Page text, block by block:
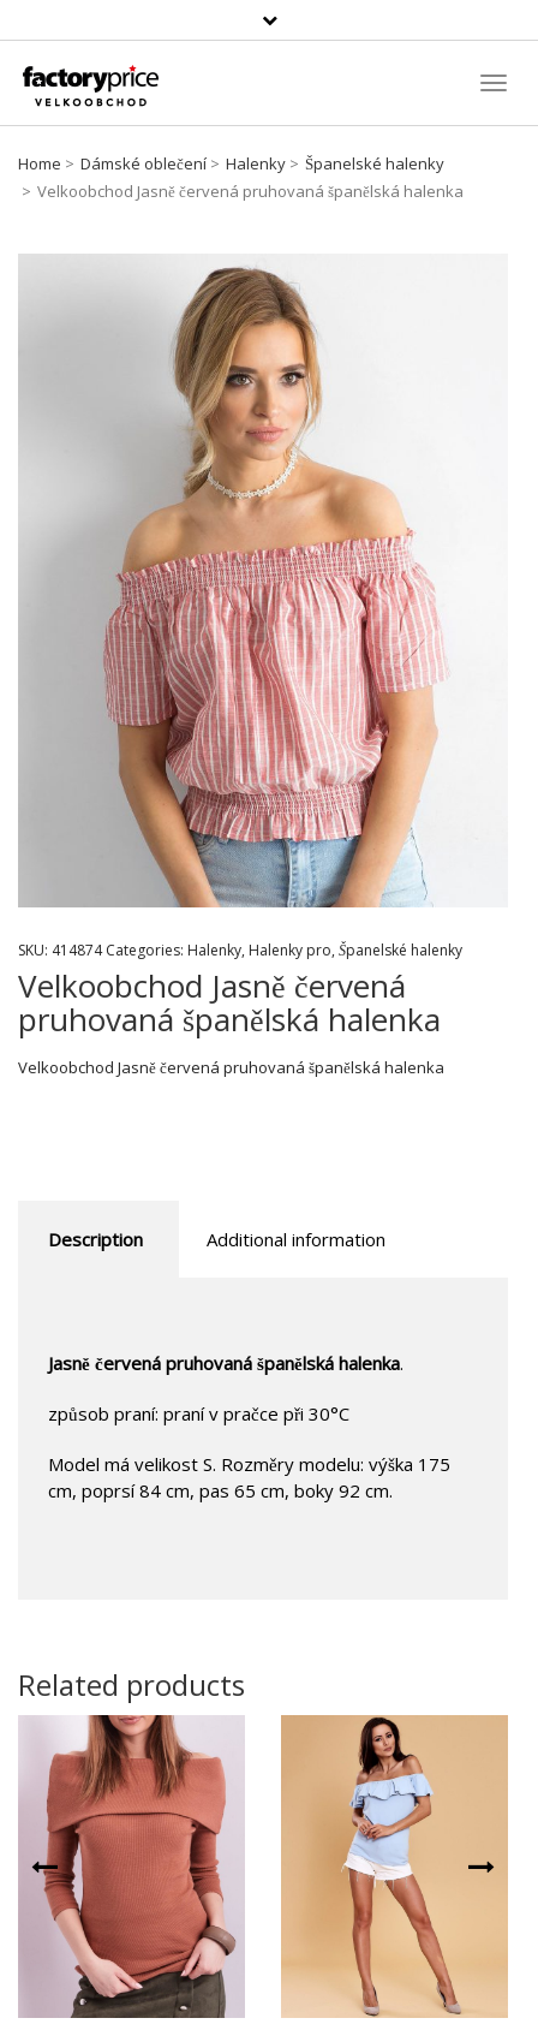
Vyhledávání
Home Dámské oblečení Halenky
Španelské halenky
Velkoobchod Jasně červená pruhovaná španělská halenka
SKU: 414874 Categories: Halenky, Halenky pro, Španelské halenky
Velkoobchod Jasně červená
pruhovaná španělská halenka
Velkoobchod Jasně červená pruhovaná španělská halenka
Description Additional information
Jasně červená pruhovaná španělská halenka.
způsob praní: praní v pračce při 30°C
Model má velikost S. Rozměry modelu: výška 175
cm, poprsí 84 cm, pas 65 cm, boky 92 cm.
Related products